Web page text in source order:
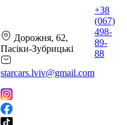
Дорожня, 62,
Пасіки-Зубрицькі
starcars.lviv@gmail.com
+38
(067)
498-
89-
88